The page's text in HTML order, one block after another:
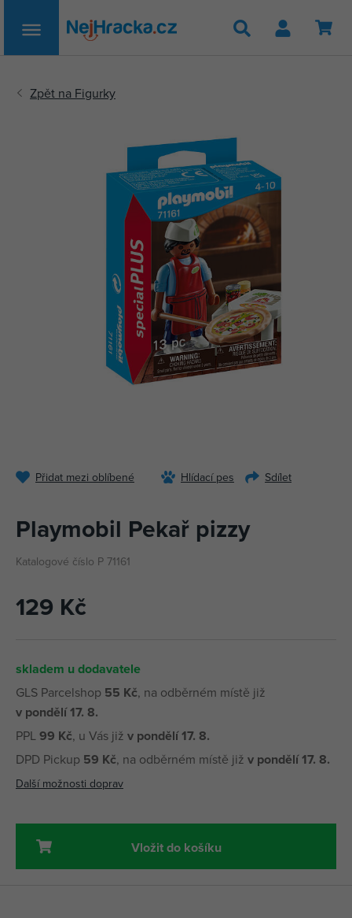
Hledat
Přidat mezi oblíbené Hlídací pes Sdílet
Playmobil Pekař pizzy
Katalogové číslo P 71161
129 Kč
skladem u dodavatele
GLS Parcelshop 55 Kč, na odběrném místě již
v pondělí 17. 8.
PPL99 Kč, u Vás již v pondělí 17. 8.
DPD Pickup 59 Kč, na odběrném místě již v pondělí 17. 8.
Další možnosti doprav
Vložit do košíku